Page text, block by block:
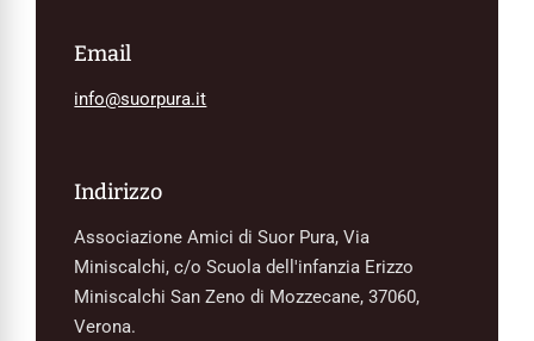
Email
info@suorpura.it
Indirizzo
Associazione Amici di Suor Pura, Via
Miniscalchi, c/o Scuola dell'infanzia Erizzo
Miniscalchi San Zeno di Mozzecane, 37060,
Verona.